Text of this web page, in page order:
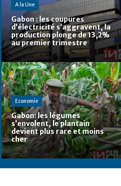
A la Une
Gabon : les coupures
d’électricité s’aggravent, la
production plonge de 13,2%
au premier trimestre
Economie
Gabon: les légumes
s’envolent, le plantain
devient plus rare et moins
cher